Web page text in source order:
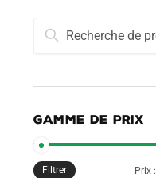
Recherche
pour :
Recherche
GAMME DE PRIX
Filtrer Prix :